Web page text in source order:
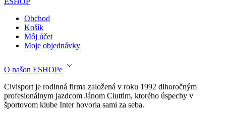
Obchod
Košík
Môj účet
Moje objednávky
O našon ESHOPe
Civisport je rodinná firma založená v roku 1992 dlhoročným
profesionálnym jazdcom Jánom Ciuttim, ktorého úspechy v
športovom klube Inter hovoria sami za seba.